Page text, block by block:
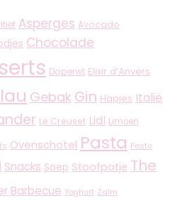
Asperges Avocado
Chocolade
Doperwt Elixir d’Anvers
Gebak Gin Hapjes Italië
Le Creuset Lidl Limoen
Ovenschotel Pasta Pesto
Snacks Soep Stoofpotje The
Barbecue Yoghurt Zalm